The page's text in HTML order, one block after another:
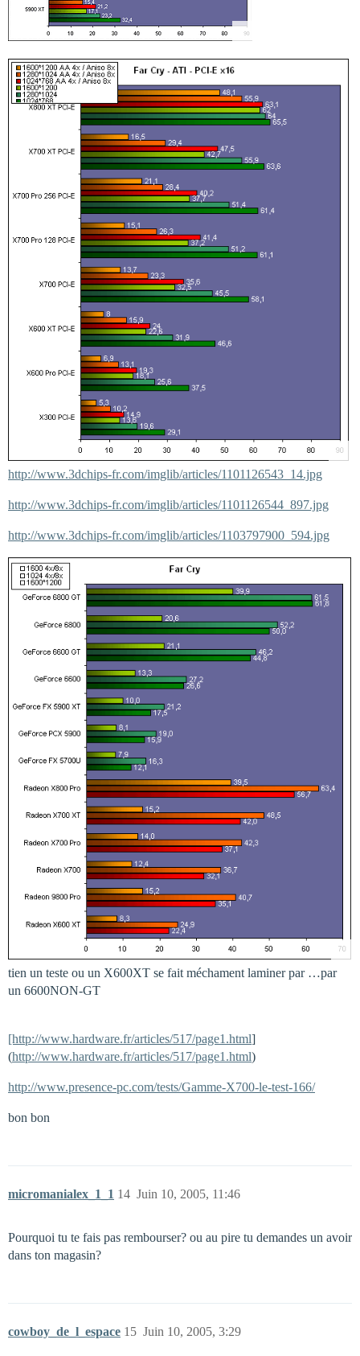
http://www.3dchips-fr.com/imglib/articles/1101126543_14.jpg
http://www.3dchips-fr.com/imglib/articles/1101126544_897.jpg
http://www.3dchips-fr.com/imglib/articles/1103797900_594.jpg
tien un teste ou un X600XT se fait méchament laminer par …par
un 6600NON-GT
[http://www.hardware.fr/articles/517/page1.html]
(http://www.hardware.fr/articles/517/page1.html)
http://www.presence-pc.com/tests/Gamme-X700-le-test-166/
bon bon
micromanialex_1_1 Juin 10, 2005, 11:46
14
Pourquoi tu te fais pas rembourser? ou au pire tu demandes un avoir
dans ton magasin?
cowboy_de_l_espace Juin 10, 2005, 3:29
15